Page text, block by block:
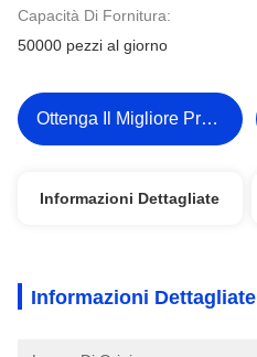
Capacità Di Fornitura:
50000 pezzi al giorno
Ottenga Il Migliore Prezzo
Informazioni Dettagliate
Informazioni Dettagliate